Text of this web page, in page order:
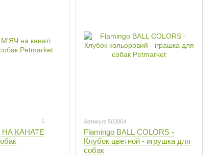
1
НА КАНАТЕ
Артикул: 503864
Flamingo BALL COLORS -
Клубок цветной - игрушка для
собак